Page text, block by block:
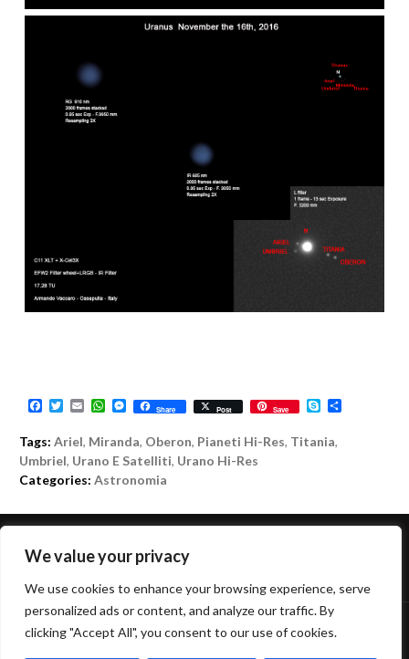
We value your privacy
We use cookies to enhance your browsing experience, serve
personalized ads or content, and analyze our traffic. By
clicking "Accept All", you consent to our use of cookies.
F
e
b
o
o
T
t
t
e
r
E
a
i
l
W
t
s
A
p
M
s
s
e
n
g
r
Share Post Save S
y
p
i
Tags: Ariel, Miranda, Oberon, Pianeti Hi-Res, Titania,
Umbriel, Urano E Satelliti, Urano Hi-Res
Categories: Astronomia
NAVIGAZIONE
ARTICOLO
←PREVIOUS POST